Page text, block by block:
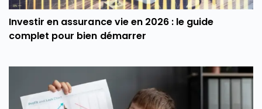
Investir en assurance vie en 2026 : le guide
complet pour bien démarrer